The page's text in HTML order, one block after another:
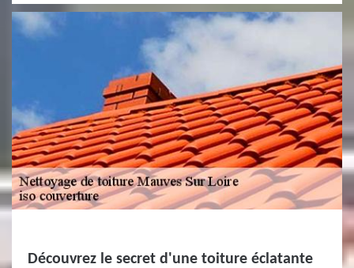
Découvrez le secret d'une toiture éclatante